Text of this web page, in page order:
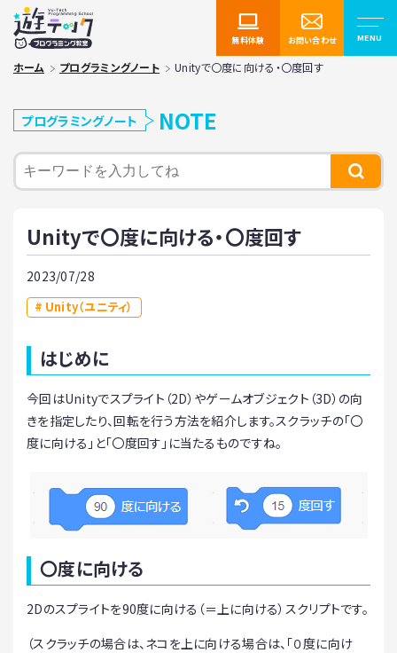
無料体験 お問い合わせ
ホーム プログラミングノート Unityで〇度に向ける・〇度回す
プログラミングノート NOTE
Unityで〇度に向ける・〇度回す
2023/07/28
Unity（ユニティ）
はじめに
今回はUnityでスプライト（2D）やゲームオブジェクト（3D）の向
きを指定したり、回転を行う方法を紹介します。スクラッチの「〇
度に向ける」と「〇度回す」に当たるものですね。
〇度に向ける
2Dのスプライトを90度に向ける（＝上に向ける）スクリプトです。
（スクラッチの場合は、ネコを上に向ける場合は、「０度に向け